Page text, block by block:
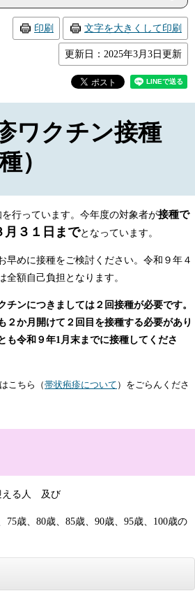
印刷 文字を大きくして印刷
更新日：2025年3月3日更新
ワクチン接種
）
行っています。今年度の対象者が接種で
月３１日までとなっています。
早めに接種をご検討ください。令和９年４
全額自己負担となります。
チンにつきましては２回接種が必要です。
２か月開けて２回目を接種する必要があり
も令和９年1月末までに接種してくださ
こちら（帯状疱疹について ）をごらんくださ
える人 及び
歳、80歳、85歳、90歳、95歳、100歳の